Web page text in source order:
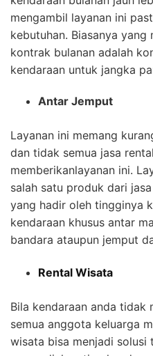
mengambil layanan ini
kebutuhan. Biasanya
kontrak bulanan adalah
kendaraan untuk jangka
Antar Jemput
Layanan ini memang
dan tidak semua jasa
memberikanlayanan ini.
salah satu produk dari
yang hadir oleh tingginya
kendaraan khusus antar
bandara ataupun jemput
Rental Wisata
Bila kendaraan anda tidak
semua anggota keluarga
wisata bisa menjadi solusi